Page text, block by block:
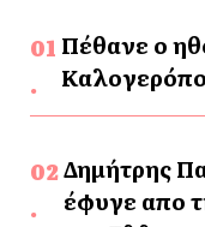
Πέθανε ο
Δημήτρης
έφυγε απο